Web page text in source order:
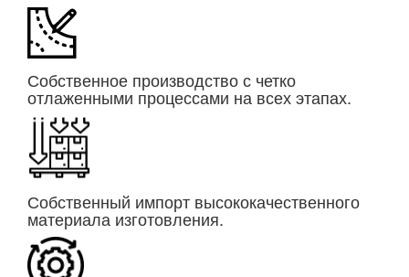
Собственное производство с четко
отлаженными процессами на всех этапах.
Собственный импорт высококачественного
материала изготовления.